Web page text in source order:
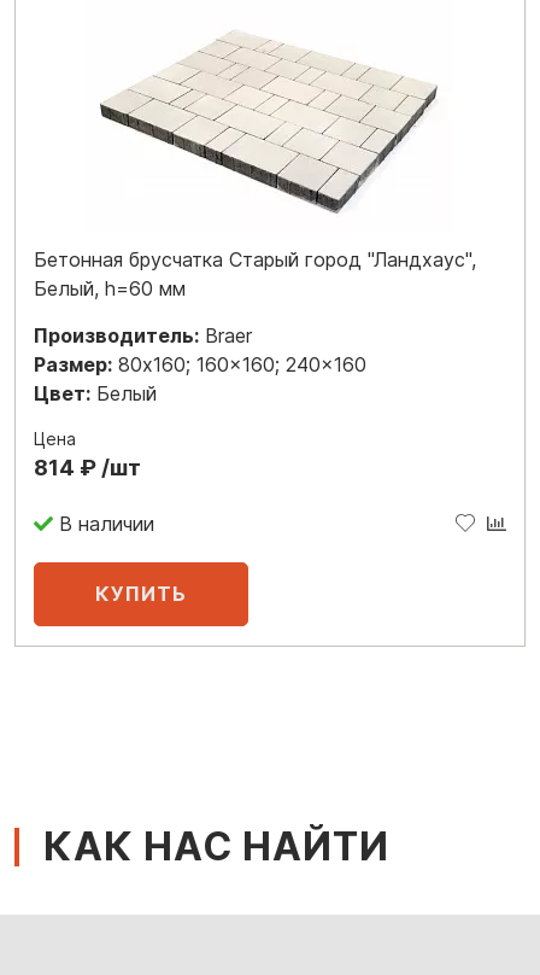
Бетонная брусчатка Старый город "Ландхаус",
Белый, h=60 мм
Производитель: Braer
Размер: 80x160; 160x160; 240x160
Цвет: Белый
Цена
814 ₽ /шт
В наличии
КАК НАС НАЙТИ